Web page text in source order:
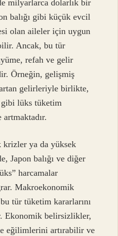
milyarlarca dolarlık bir
balığı gibi küçük evcil
olan aileler için uygun
Ancak, bu tür
refah ve gelir
Örneğin, gelişmiş
artan gelirleriyle birlikte,
lüks tüketim
artmaktadır.
krizler ya da yüksek
Japon balığı ve diğer
harcamalar
Makroekonomik
tür tüketim kararlarını
Ekonomik belirsizlikler,
eğilimlerini artırabilir ve